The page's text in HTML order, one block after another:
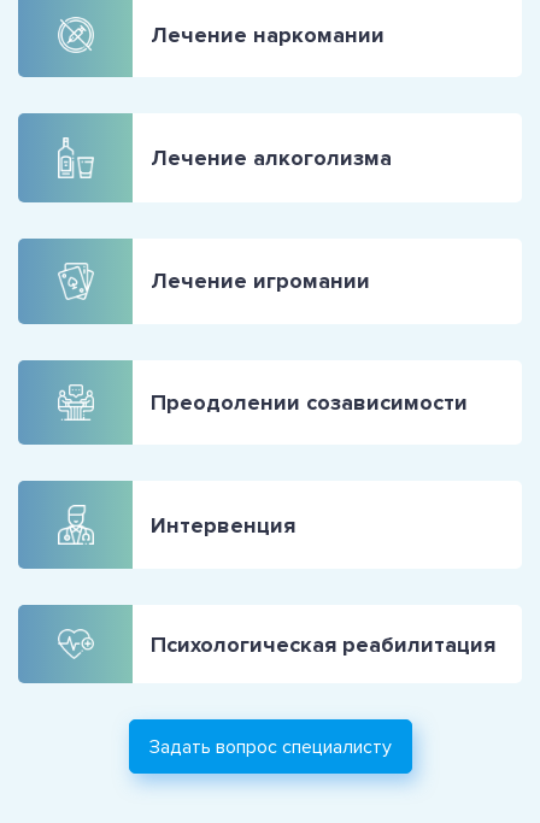
Лечение наркомании
Лечение алкоголизма
Лечение игромании
Преодолении созависимости
Интервенция
Психологическая реабилитация
Задать вопрос специалисту